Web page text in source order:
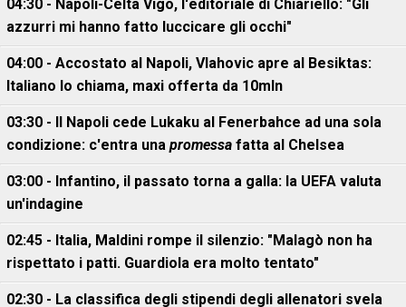
04:30 - Napoli-Celta Vigo, l'editoriale di Chiariello: "Gli
azzurri mi hanno fatto luccicare gli occhi"
04:00 - Accostato al Napoli, Vlahovic apre al Besiktas:
Italiano lo chiama, maxi offerta da 10mln
03:30 - Il Napoli cede Lukaku al Fenerbahce ad una sola
condizione: c'entra una promessa fatta al Chelsea
03:00 - Infantino, il passato torna a galla: la UEFA valuta
un'indagine
02:45 - Italia, Maldini rompe il silenzio: "Malagò non ha
rispettato i patti. Guardiola era molto tentato"
02:30 - La classifica degli stipendi degli allenatori svela